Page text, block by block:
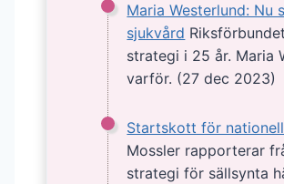
Maria Westerlund: Nu
sjukvård
strategi i 25 år. Maria
varför. (27 dec 2023)
Startskott för
Mossler rapporterar
strategi för sällsynta